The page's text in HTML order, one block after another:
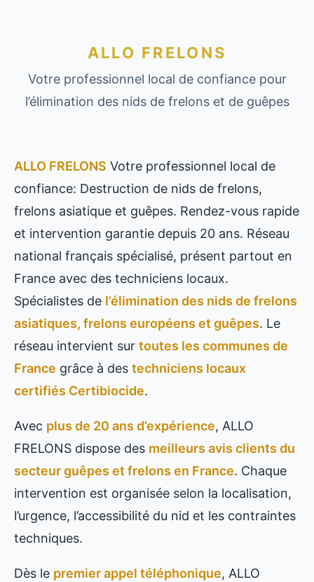
ALLO FRELONS
Votre professionnel local de confiance pour
l’élimination des nids de frelons et de guêpes
ALLO FRELONS Votre professionnel local de
confiance: Destruction de nids de frelons,
frelons asiatique et guêpes. Rendez-vous rapide
et intervention garantie depuis 20 ans. Réseau
national français spécialisé, présent partout en
France avec des techniciens locaux.
Spécialistes de l’élimination des nids de frelons
asiatiques, frelons européens et guêpes. Le
réseau intervient sur toutes les communes de
France grâce à des techniciens locaux
certifiés Certibiocide.
Avec plus de 20 ans d’expérience, ALLO
FRELONS dispose des meilleurs avis clients du
secteur guêpes et frelons en France. Chaque
intervention est organisée selon la localisation,
l’urgence, l’accessibilité du nid et les contraintes
techniques.
Dès le premier appel téléphonique, ALLO